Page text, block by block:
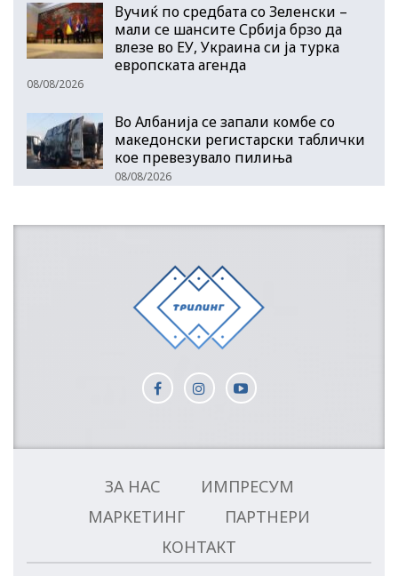
Вучиќ по средбата со Зеленски –
мали се шансите Србија брзо да
влезе во ЕУ, Украина си ја турка
европската агенда
08/08/2026
Во Албанија се запали комбе со
македонски регистарски таблички
кое превезувало пилиња
08/08/2026
ЗА НАС
ИМПРЕСУМ
МАРКЕТИНГ
ПАРТНЕРИ
КОНТАКТ